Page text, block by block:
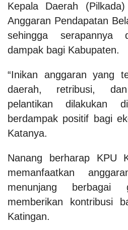
Kepala Daerah
Anggaran Pendapatan
sehingga serapannya
dampak bagi Kabupaten.
“Inikan anggaran yang
daerah, retribusi,
pelantikan dilakukan
berdampak positif bagi
Katanya.
Nanang berharap KPU
memanfaatkan
menunjang
memberikan kontribusi
Katingan.